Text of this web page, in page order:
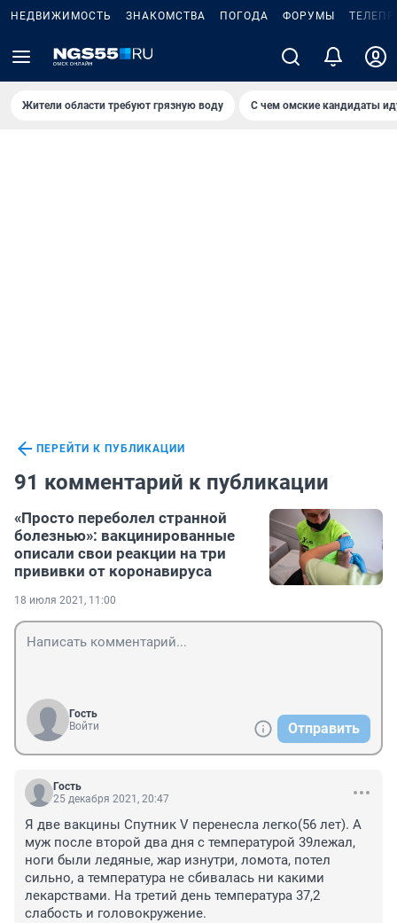
НЕДВИЖИМОСТЬ ЗНАКОМСТВА ПОГОДА ФОРУМЫ
Жители области требуют грязную воду С чем омские кандидаты
ПЕРЕЙТИ К ПУБЛИКАЦИИ
91 комментарий к публикации
«Просто переболел странной
болезнью»: вакцинированные
описали свои реакции на три
прививки от коронавируса
18 июля 2021, 11:00
Гость
Войти
Отправить
Гость
25 декабря 2021, 20:47
Я две вакцины Спутник V перенесла легко(56 лет). А
муж после второй два дня с температурой 39лежал,
ноги были ледяные, жар изнутри, ломота, потел
сильно, а температура не сбивалась ни какими
лекарствами. На третий день температура 37,2
слабость и головокружение.